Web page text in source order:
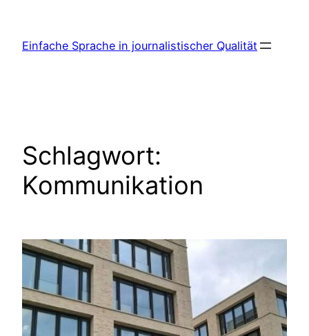
springen
Einfache Sprache in journalistischer Qualität
Schlagwort:
Kommunikation